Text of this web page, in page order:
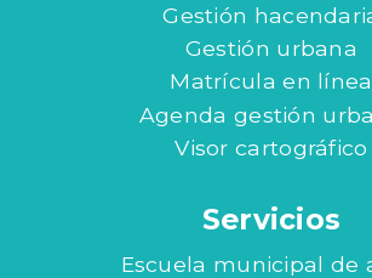
Gestión
Gestión urbana
Matrícula en línea
Agenda gestión
Visor cartográfico
Servicios
Escuela municipal de